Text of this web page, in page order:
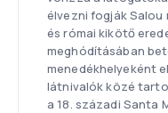
élvezni fogják
és római kikötő
meghódításában
menedékhelyeként
látnivalók közé
a 18. századi Santa